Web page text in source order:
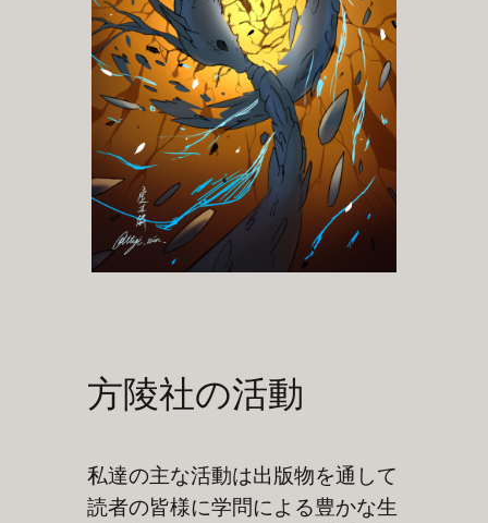
方陵社の活動
私達の主な活動は出版物を通して
読者の皆様に学問による豊かな生